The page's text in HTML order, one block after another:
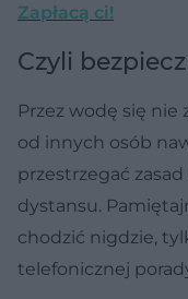
Zapłacą ci!
Czyli
Przez wodę się nie
od innych osób
przestrzegać
dystansu.
chodzić nigdzie,
telefonicznej